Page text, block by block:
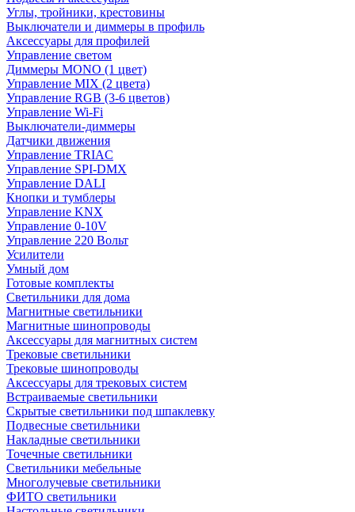
Углы, тройники, крестовины
Выключатели и диммеры в профиль
Аксессуары для профилей
Управление светом
Диммеры MONO (1 цвет)
Управление MIX (2 цвета)
Управление RGB (3-6 цветов)
Управление Wi-Fi
Выключатели-диммеры
Датчики движения
Управление TRIAC
Управление SPI-DMX
Управление DALI
Кнопки и тумблеры
Управление KNX
Управление 0-10V
Управление 220 Вольт
Усилители
Умный дом
Готовые комплекты
Светильники для дома
Магнитные светильники
Магнитные шинопроводы
Аксессуары для магнитных систем
Трековые светильники
Трековые шинопроводы
Аксессуары для трековых систем
Встраиваемые светильники
Скрытые светильники под шпаклевку
Подвесные светильники
Накладные светильники
Точечные светильники
Светильники мебельные
Многолучевые светильники
ФИТО светильники